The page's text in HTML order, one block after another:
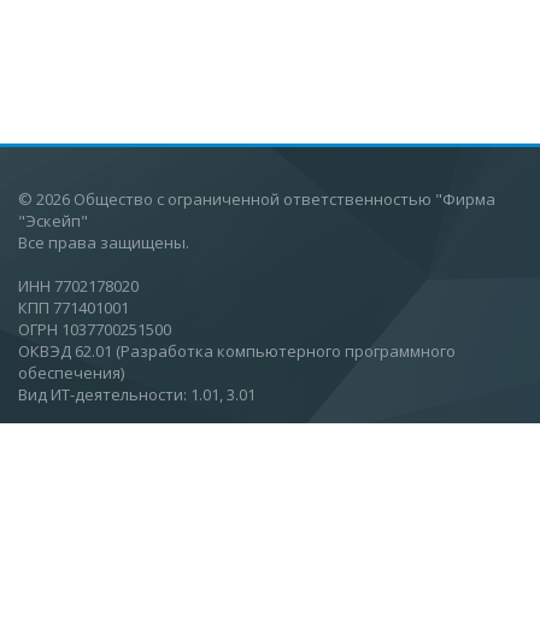
© 2026 Общество с ограниченной ответственностью "Фирма
"Эскейп"
Все права защищены.
ИНН 7702178020
КПП 771401001
ОГРН 1037700251500
ОКВЭД 62.01 (Разработка компьютерного программного
обеспечения)
Вид ИТ-деятельности: 1.01, 3.01